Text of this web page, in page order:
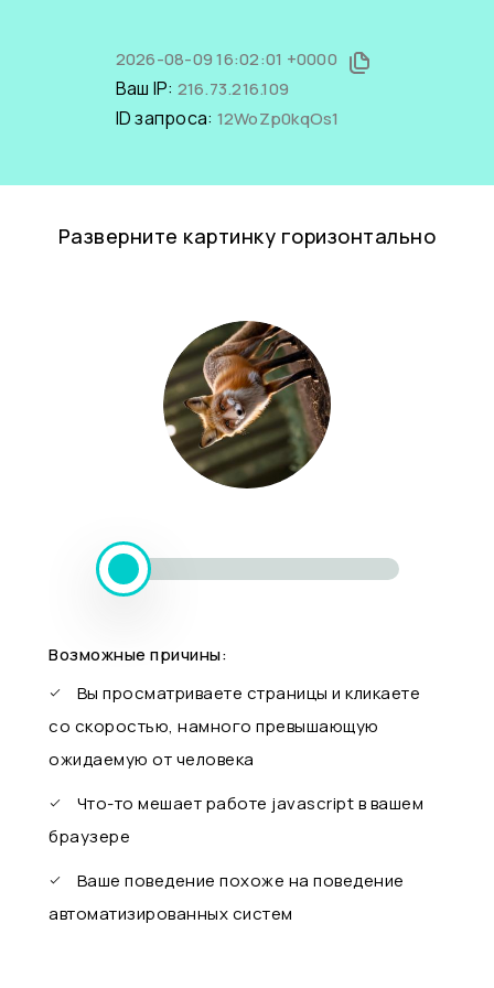
2026-08-09 16:02:01 +0000
Ваш IP: 216.73.216.109
ID запроса: 12WoZp0kqOs1
Разверните картинку горизонтально
Возможные причины:
Вы просматриваете страницы и кликаете
со скоростью, намного превышающую
ожидаемую от человека
Что-то мешает работе javascript в вашем
браузере
Ваше поведение похоже на поведение
автоматизированных систем